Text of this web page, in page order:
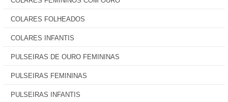
COLARES FOLHEADOS
COLARES INFANTIS
PULSEIRAS DE OURO FEMININAS
PULSEIRAS FEMININAS
PULSEIRAS INFANTIS